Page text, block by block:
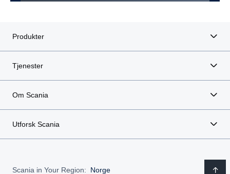
Produkter
Tjenester
Om Scania
Utforsk Scania
Scania in Your Region: Norge